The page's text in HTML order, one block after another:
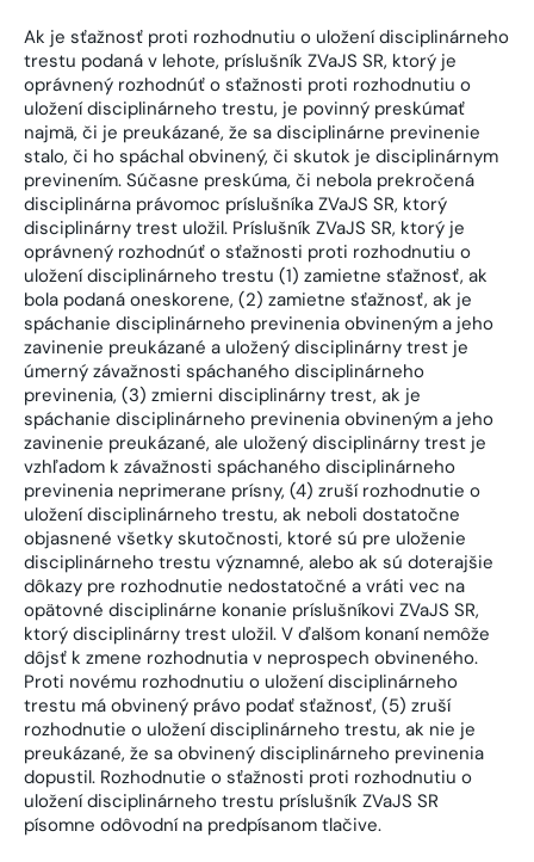
Ak je sťažnosť proti rozhodnutiu o uložení disciplinárneho
trestu podaná v lehote, príslušník ZVaJS SR, ktorý je
oprávnený rozhodnúť o sťažnosti proti rozhodnutiu o
uložení disciplinárneho trestu, je povinný preskúmať
najmä, či je preukázané, že sa disciplinárne previnenie
stalo, či ho spáchal obvinený, či skutok je disciplinárnym
previnením. Súčasne preskúma, či nebola prekročená
disciplinárna právomoc príslušníka ZVaJS SR, ktorý
disciplinárny trest uložil. Príslušník ZVaJS SR, ktorý je
oprávnený rozhodnúť o sťažnosti proti rozhodnutiu o
uložení disciplinárneho trestu (1) zamietne sťažnosť, ak
bola podaná oneskorene, (2) zamietne sťažnosť, ak je
spáchanie disciplinárneho previnenia obvineným a jeho
zavinenie preukázané a uložený disciplinárny trest je
úmerný závažnosti spáchaného disciplinárneho
previnenia, (3) zmierni disciplinárny trest, ak je
spáchanie disciplinárneho previnenia obvineným a jeho
zavinenie preukázané, ale uložený disciplinárny trest je
vzhľadom k závažnosti spáchaného disciplinárneho
previnenia neprimerane prísny, (4) zruší rozhodnutie o
uložení disciplinárneho trestu, ak neboli dostatočne
objasnené všetky skutočnosti, ktoré sú pre uloženie
disciplinárneho trestu významné, alebo ak sú doterajšie
dôkazy pre rozhodnutie nedostatočné a vráti vec na
opätovné disciplinárne konanie príslušníkovi ZVaJS SR,
ktorý disciplinárny trest uložil. V ďalšom konaní nemôže
dôjsť k zmene rozhodnutia v neprospech obvineného.
Proti novému rozhodnutiu o uložení disciplinárneho
trestu má obvinený právo podať sťažnosť, (5) zruší
rozhodnutie o uložení disciplinárneho trestu, ak nie je
preukázané, že sa obvinený disciplinárneho previnenia
dopustil. Rozhodnutie o sťažnosti proti rozhodnutiu o
uložení disciplinárneho trestu príslušník ZVaJS SR
písomne odôvodní na predpísanom tlačive.